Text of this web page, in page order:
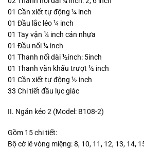
01 Cần xiết tự động ¼ inch
01 Đầu lắc léo ¼ inch
01 Tay vặn ¼ inch cán nhựa
01 Đầu nối ¼ inch
01 Thanh nối dài ½inch: 5inch
01 Thanh vặn khẩu trượt ½ inch
01 Cần xiết tự động ½ inch
33 Chi tiết đầu lục giác
II. Ngăn kéo 2 (Model: B108-2)
Gồm 15 chi tiết:
Bộ cờ lê vòng miệng: 8, 10, 11, 12, 13, 14,